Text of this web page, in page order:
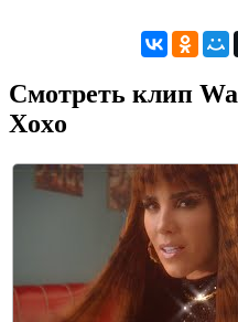
Смотреть клип
Xoxo